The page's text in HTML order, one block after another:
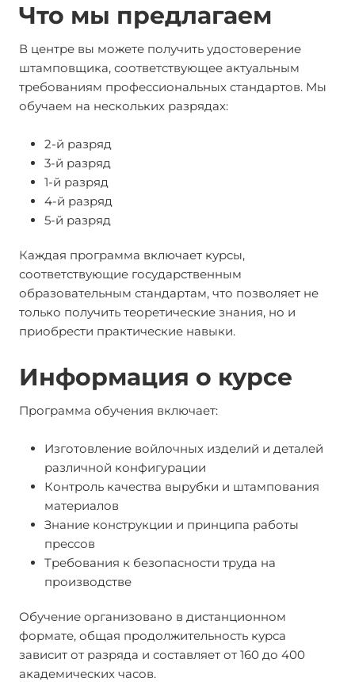
Что мы предлагаем
В центре вы можете получить удостоверение
штамповщика, соответствующее актуальным
требованиям профессиональных стандартов. Мы
обучаем на нескольких разрядах:
2-й разряд
3-й разряд
1-й разряд
4-й разряд
5-й разряд
Каждая программа включает курсы,
соответствующие государственным
образовательным стандартам, что позволяет не
только получить теоретические знания, но и
приобрести практические навыки.
Информация о курсе
Программа обучения включает:
Изготовление войлочных изделий и деталей
различной конфигурации
Контроль качества вырубки и штампования
материалов
Знание конструкции и принципа работы
прессов
Требования к безопасности труда на
производстве
Обучение организовано в дистанционном
формате, общая продолжительность курса
зависит от разряда и составляет от 160 до 400
академических часов.